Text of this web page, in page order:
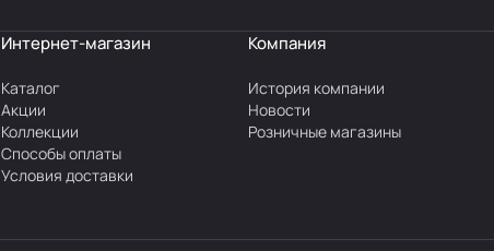
Интернет-магазин
Каталог
Акции
Коллекции
Способы оплаты
Условия доставки
Компания
История компании
Новости
Розничные магазины